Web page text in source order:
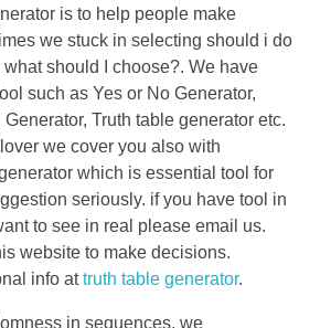
is to help people make
we stuck in selecting should i do
what should I choose?. We have
such as Yes or No Generator,
Truth table generator etc.
we cover you also with
which is essential tool for
seriously. if you have tool in
to see in real please email us.
website to make decisions.
info attruth table generator.
in sequences, we